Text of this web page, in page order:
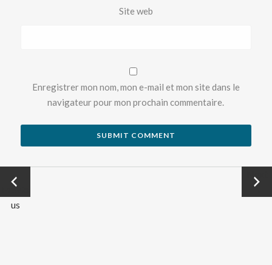
Site web
Enregistrer mon nom, mon e-mail et mon site dans le
navigateur pour mon prochain commentaire.
←
Previo
us
Next
→